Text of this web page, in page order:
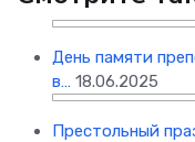
День памяти
в… 18.06.2025
Престольный